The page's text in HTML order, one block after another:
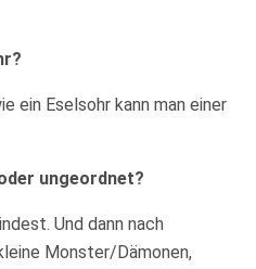
ein Eselsohr kann man einer
ungeordnet?
Und dann nach
Monster/Dämonen,